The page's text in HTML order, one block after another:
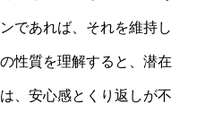
であれば、それを維持し
性質を理解すると、潜在
、安心感とくり返しが不